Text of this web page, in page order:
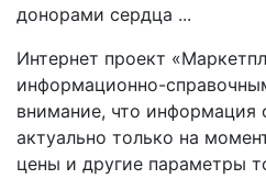
донорами сердца ...
Интернет проект
информационно-
внимание, что информация
актуально только на
цены и другие параметры